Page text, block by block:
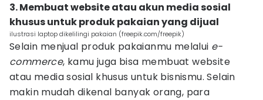
3. Membuat website atau akun media sosial
khusus untuk produk pakaian yang dijual
ilustrasi laptop dikelilingi pakaian (freepik.com/freepik)
Selain menjual produk pakaianmu melalui e-
commerce, kamu juga bisa membuat website
atau media sosial khusus untuk bisnismu. Selain
makin mudah dikenal banyak orang, para